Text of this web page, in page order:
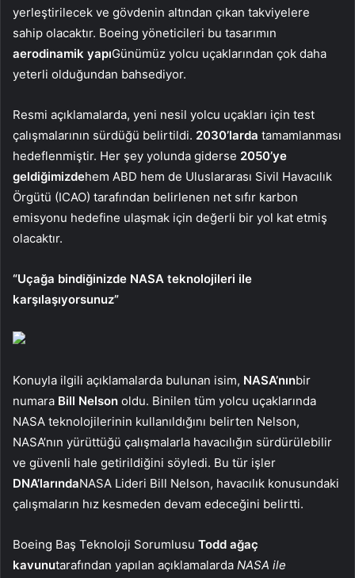
yerleştirilecek ve gövdenin altından çıkan takviyelere
sahip olacaktır. Boeing yöneticileri bu tasarımın
aerodinamik yapıGünümüz yolcu uçaklarından çok daha
yeterli olduğundan bahsediyor.
Resmi açıklamalarda, yeni nesil yolcu uçakları için test
çalışmalarının sürdüğü belirtildi. 2030’larda tamamlanması
hedeflenmiştir. Her şey yolunda giderse 2050’ye
geldiğimizdehem ABD hem de Uluslararası Sivil Havacılık
Örgütü (ICAO) tarafından belirlenen net sıfır karbon
emisyonu hedefine ulaşmak için değerli bir yol kat etmiş
olacaktır.
“Uçağa bindiğinizde NASA teknolojileri ile
karşılaşıyorsunuz”
Konuyla ilgili açıklamalarda bulunan isim, NASA’nınbir
numara Bill Nelson oldu. Binilen tüm yolcu uçaklarında
NASA teknolojilerinin kullanıldığını belirten Nelson,
NASA’nın yürüttüğü çalışmalarla havacılığın sürdürülebilir
ve güvenli hale getirildiğini söyledi. Bu tür işler
DNA’larındaNASA Lideri Bill Nelson, havacılık konusundaki
çalışmaların hız kesmeden devam edeceğini belirtti.
Boeing Baş Teknoloji Sorumlusu Todd ağaç
kavunutarafından yapılan açıklamalarda NASA ile